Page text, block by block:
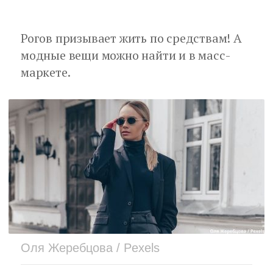
Рогов призывает жить по средствам! А
модные вещи можно найти и в масс-
маркете.
Оля Жеребцова / Pexels